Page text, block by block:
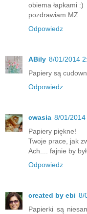
obiema łapkami :)
pozdrawiam MZ
Odpowiedz
ABily 8/01/2014
Papiery są
Odpowiedz
cwasia 8/01/2014
Papiery piękne!
Twoje prace, jak
Ach.... fajnie by
Odpowiedz
created by ebi 8/
Papierki są